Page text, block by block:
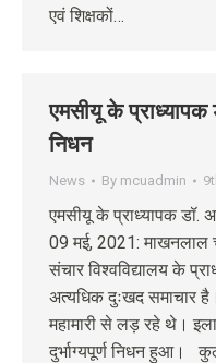
एवं शिक्षकों…
एमसीयू के
निधन
News By mcuadmin
एमसीयू के प्राध्यापक डॉ.
09 मई, 2021: माखनलाल
संचार विश्वविद्यालय के
अत्यधिक दुःखद समाचार
महामारी से लड़ रहे थे।
दुर्भाग्यपूर्ण निधन हुआ।